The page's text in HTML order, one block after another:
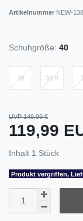
Artikelnummer NEW-
Schuhgröße: 40
UVP 149,99 €
119,99
Inhalt 1 Stück
Produkt vergriffen,